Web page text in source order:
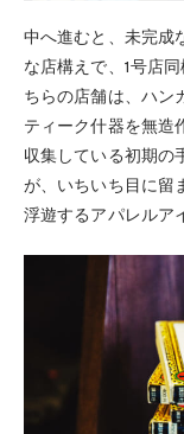
中へ進むと、未完成
な店構えで、1号店
ちらの店舗は、ハン
ティーク什器を無造
収集している初期の
が、いちいち目に留
浮遊するアパレルア